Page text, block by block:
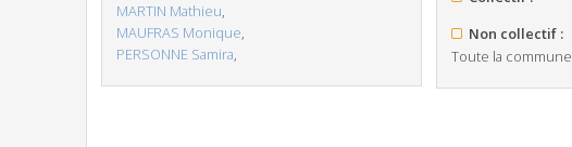
MARTIN Mathieu,
MAUFRAS Monique,
PERSONNE Samira,
Non collectif :
Toute la commune